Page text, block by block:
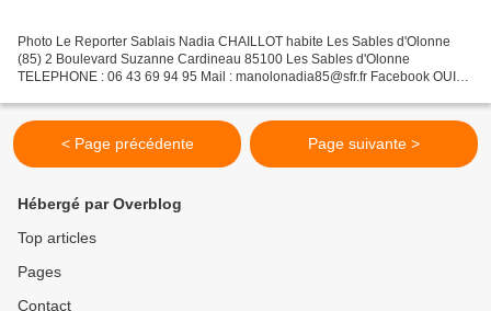
Photo Le Reporter Sablais Nadia CHAILLOT habite Les Sables d'Olonne
(85) 2 Boulevard Suzanne Cardineau 85100 Les Sables d'Olonne
TELEPHONE : 06 43 69 94 95 Mail : manolonadia85@sfr.fr Facebook OUI
< Page précédente Page suivante >
Hébergé par Overblog
Top articles
Pages
Contact